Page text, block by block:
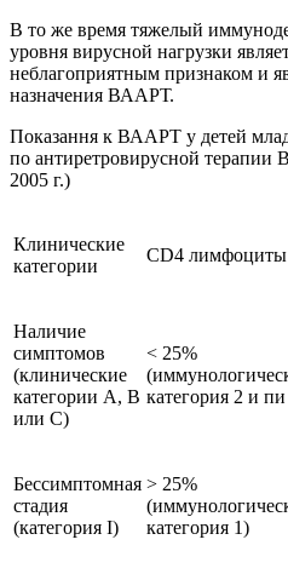
В то же время тяжелый
уровня вирусной нагрузки
неблагоприятным признаком и
назначения ВААРТ.
Показання к ВААРТ у детей
по антиретровирусной
2005 г.)
Клинические
категории
СD4 лимфоциты
Наличие
симптомов
(клинические
категории А, В
или С)
< 25%
категория 2 и
Бессимптомная
стадия
(категория I)
> 25%
категория 1)